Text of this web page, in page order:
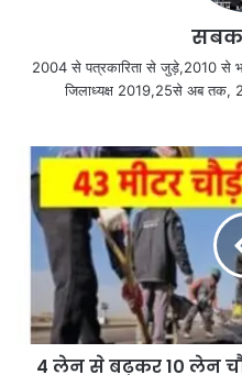
2004 से पत्रकारिता से जुड़े,2010 से
जिलाध्यक्ष 2019,25से अब तक,
4 लेन से बढ़कर 10 लेन